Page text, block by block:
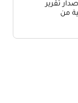
في إصدار تقرير
من